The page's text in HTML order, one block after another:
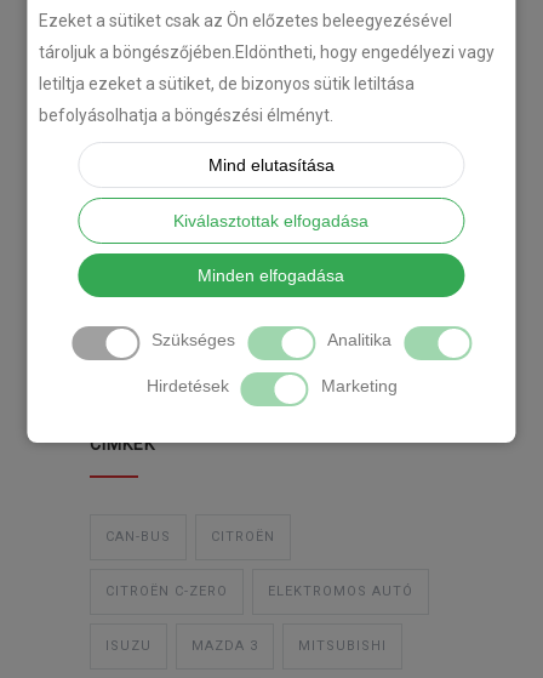
Ezeket a sütiket csak az Ön előzetes beleegyezésével
tároljuk a böngészőjében.Eldöntheti, hogy engedélyezi vagy
letiltja ezeket a sütiket, de bizonyos sütik letiltása
befolyásolhatja a böngészési élményt.
Mind elutasítása
Kiválasztottak elfogadása
Minden elfogadása
Szükséges Analitika
Hirdetések Marketing
Citroën C-Zero tempomat
beszerelés
2018-02-14
KATEGÓRIA
TEMPOMAT TEMPOMAT BESZERELÉS
UTÓLAGOS TEMPOMAT
CIMKÉK
CAN-BUS CITROËN
CITROËN C-ZERO ELEKTROMOS AUTÓ
ISUZU MAZDA 3 MITSUBISHI